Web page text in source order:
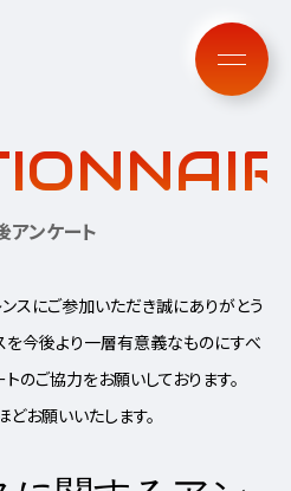
アンケート
スにご参加いただき誠にありがとう
を今後より一層有意義なものにすべ
のご協力をお願いしております。
お願いいたします。